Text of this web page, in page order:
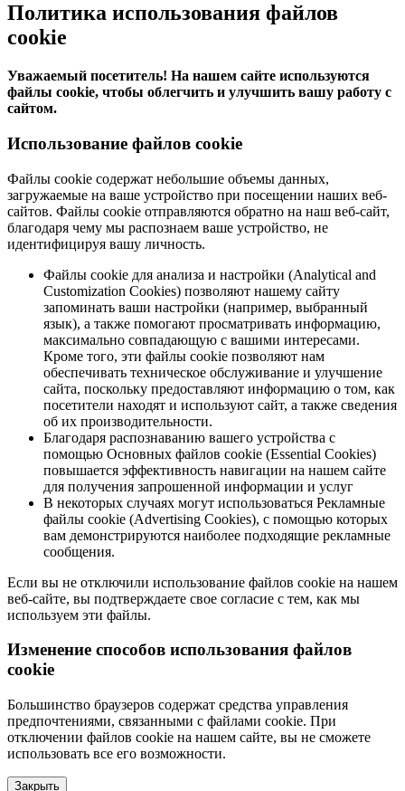
Политика использования файлов
cookie
Уважаемый посетитель! На нашем сайте используются
файлы cookie, чтобы облегчить и улучшить вашу работу с
сайтом.
Использование файлов cookie
Файлы cookie содержат небольшие объемы данных,
загружаемые на ваше устройство при посещении наших веб-
сайтов. Файлы cookie отправляются обратно на наш веб-сайт,
благодаря чему мы распознаем ваше устройство, не
идентифицируя вашу личность.
Файлы cookie для анализа и настройки (Analytical and
Customization Cookies) позволяют нашему сайту
запоминать ваши настройки (например, выбранный
язык), а также помогают просматривать информацию,
максимально совпадающую с вашими интересами.
Кроме того, эти файлы cookie позволяют нам
обеспечивать техническое обслуживание и улучшение
сайта, поскольку предоставляют информацию о том, как
посетители находят и используют сайт, а также сведения
об их производительности.
Благодаря распознаванию вашего устройства с
помощью Основных файлов cookie (Essential Cookies)
повышается эффективность навигации на нашем сайте
для получения запрошенной информации и услуг
В некоторых случаях могут использоваться Рекламные
файлы cookie (Advertising Cookies), с помощью которых
вам демонстрируются наиболее подходящие рекламные
сообщения.
Если вы не отключили использование файлов cookie на нашем
веб-сайте, вы подтверждаете свое согласие с тем, как мы
используем эти файлы.
Изменение способов использования файлов
cookie
Большинство браузеров содержат средства управления
предпочтениями, связанными с файлами cookie. При
отключении файлов cookie на нашем сайте, вы не сможете
использовать все его возможности.
Закрыть